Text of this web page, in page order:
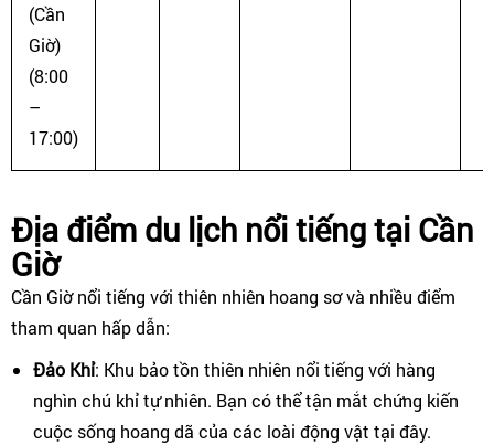
(Cần
Giờ)
(8:00
–
17:00)
Địa điểm du lịch nổi tiếng tại Cần
Giờ
Cần Giờ nổi tiếng với thiên nhiên hoang sơ và nhiều điểm
tham quan hấp dẫn:
Đảo Khỉ: Khu bảo tồn thiên nhiên nổi tiếng với hàng
nghìn chú khỉ tự nhiên. Bạn có thể tận mắt chứng kiến
cuộc sống hoang dã của các loài động vật tại đây.